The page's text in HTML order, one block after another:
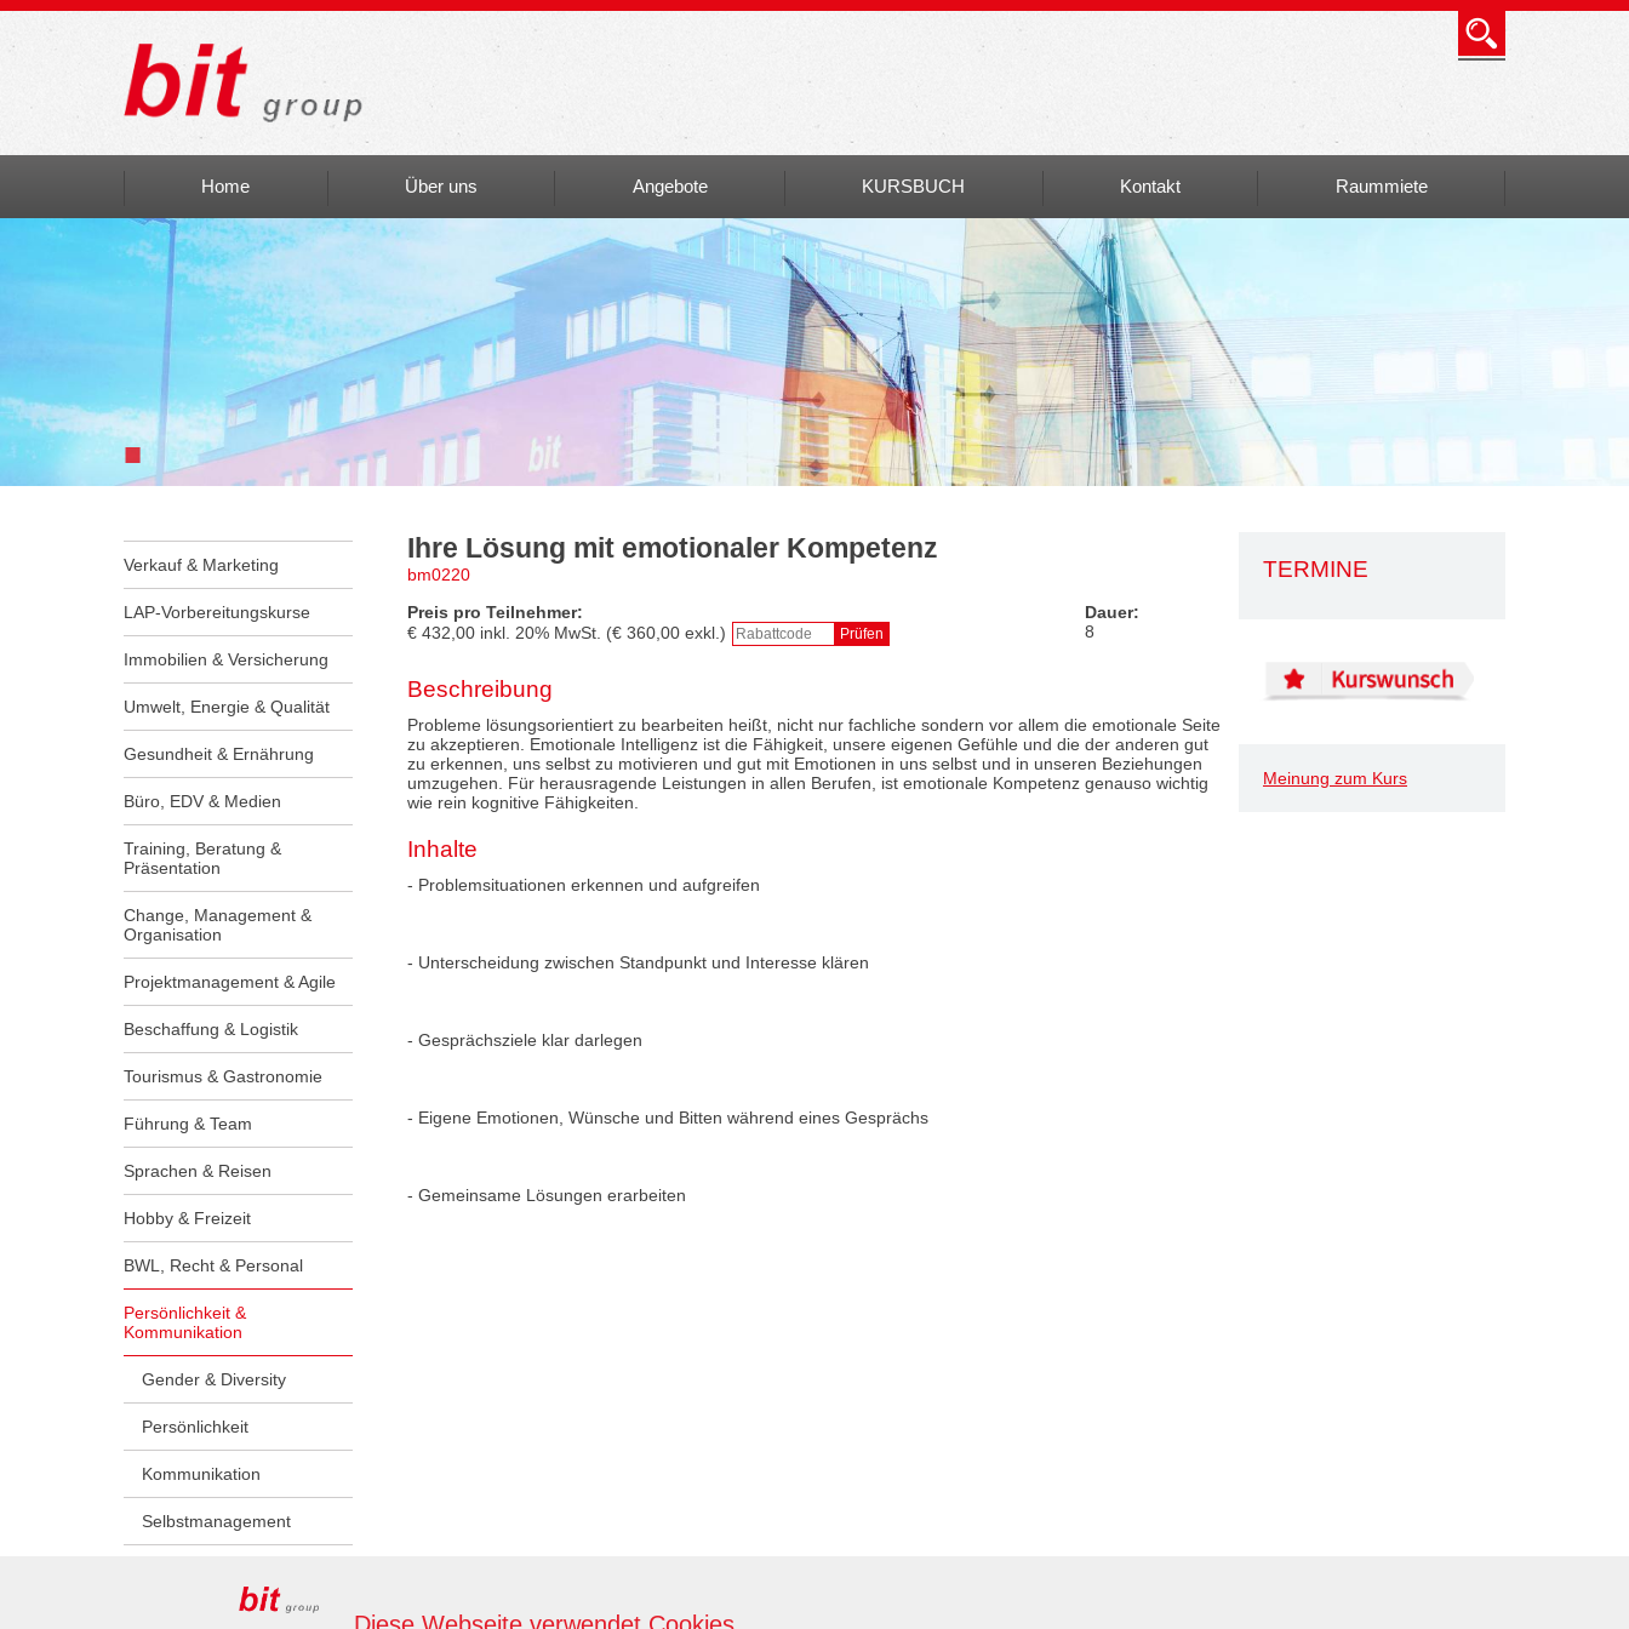
Home Über uns
bit Art
Einblicke
Angebote KURSBUCH Kontakt
Info
Raummiete
■
Verkauf & Marketing
LAP-Vorbereitungskurse
Immobilien & Versicherung
Umwelt, Energie & Qualität
Gesundheit & Ernährung
Büro, EDV & Medien
Training, Beratung &
Präsentation
Change, Management &
Organisation
Projektmanagement & Agile
Beschaffung & Logistik
Tourismus & Gastronomie
Führung & Team
Sprachen & Reisen
Hobby & Freizeit
BWL, Recht & Personal
Persönlichkeit &
Kommunikation
Gender & Diversity
Persönlichkeit
Kommunikation
Selbstmanagement
TERMINE
Meinung zum Kurs
Ihre Lösung mit emotionaler Kompetenz
bm0220
Preis pro Teilnehmer:
€ 432,00 inkl. 20% MwSt. (€ 360,00 exkl.)
Dauer:
8
Beschreibung
Probleme lösungsorientiert zu bearbeiten heißt, nicht nur fachliche sondern vor allem die emotionale Seite
zu akzeptieren. Emotionale Intelligenz ist die Fähigkeit, unsere eigenen Gefühle und die der anderen gut
zu erkennen, uns selbst zu motivieren und gut mit Emotionen in uns selbst und in unseren Beziehungen
umzugehen. Für herausragende Leistungen in allen Berufen, ist emotionale Kompetenz genauso wichtig
wie rein kognitive Fähigkeiten.
Inhalte
- Problemsituationen erkennen und aufgreifen
- Unterscheidung zwischen Standpunkt und Interesse klären
- Gesprächsziele klar darlegen
- Eigene Emotionen, Wünsche und Bitten während eines Gesprächs
- Gemeinsame Lösungen erarbeiten